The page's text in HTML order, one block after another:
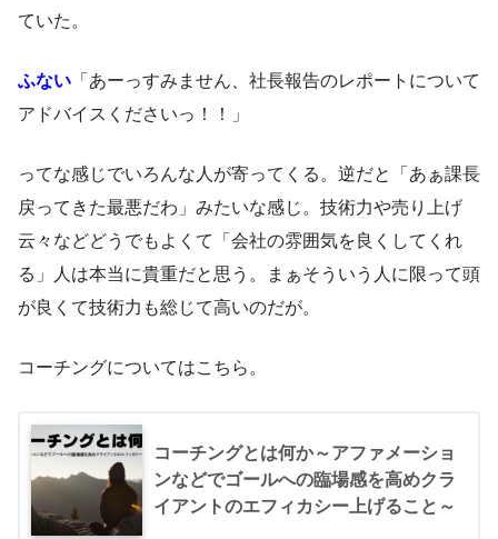
ていた。
ふない 「あーっすみません、社長報告のレポートについて
アドバイスくださいっ！！」
ってな感じでいろんな人が寄ってくる。逆だと「あぁ課長
戻ってきた最悪だわ」みたいな感じ。技術力や売り上げ
云々などどうでもよくて「会社の雰囲気を良くしてくれ
る」人は本当に貴重だと思う。まぁそういう人に限って頭
が良くて技術力も総じて高いのだが。
コーチングについてはこちら。
コーチングとは何か～アファメーショ
ンなどでゴールへの臨場感を高めクラ
イアントのエフィカシー上げること～